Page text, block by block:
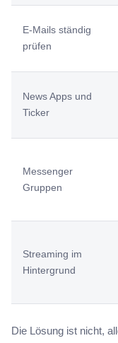
E-Mails ständig
prüfen
News Apps und
Ticker
Messenger
Gruppen
Streaming im
Hintergrund
Die Lösung ist nicht,